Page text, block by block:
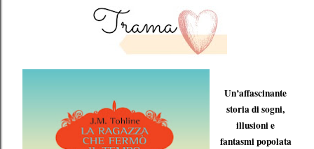
Un’affascinante
storia di sogni,
illusioni e
fantasmi popolata